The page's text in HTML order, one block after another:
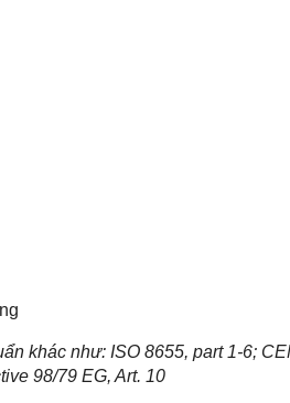
khác như: ISO 8655, part 1-6;
98/79 EG, Art. 10